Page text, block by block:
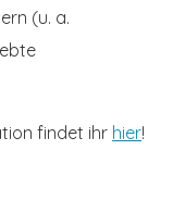
(u. a.
findet ihr hier!